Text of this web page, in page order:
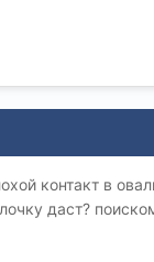
контакт в
даст?